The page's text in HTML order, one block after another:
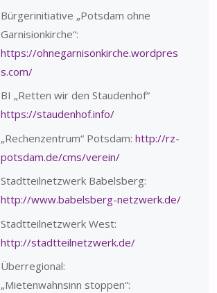
Bürgerinitiative „Potsdam ohne
Garnisionkirche“:
https://ohnegarnisonkirche.wordpres
s.com/
BI „Retten wir den Staudenhof“
https://staudenhof.info/
„Rechenzentrum“ Potsdam: http://rz-
potsdam.de/cms/verein/
Stadtteilnetzwerk Babelsberg:
http://www.babelsberg-netzwerk.de/
Stadtteilnetzwerk West:
http://stadtteilnetzwerk.de/
Überregional:
„Mietenwahnsinn stoppen“: